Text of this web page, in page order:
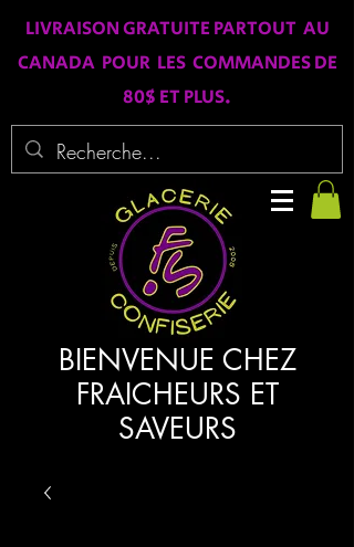
LIVRAISON GRATUITE PARTOUT AU
CANADA POUR LES COMMANDES DE
80$ ET PLUS.
BIENVENUE CHEZ
FRAICHEURS ET
SAVEURS